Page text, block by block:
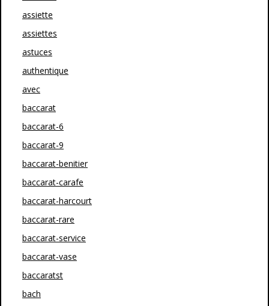
assiette
assiettes
astuces
authentique
avec
baccarat
baccarat-6
baccarat-9
baccarat-benitier
baccarat-carafe
baccarat-harcourt
baccarat-rare
baccarat-service
baccarat-vase
baccaratst
bach